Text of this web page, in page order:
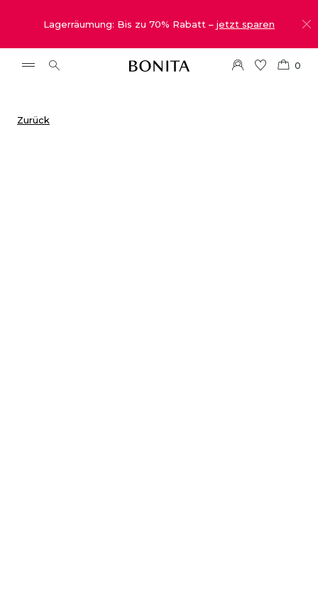
Lagerräumung: Bis zu 70% Rabatt – jetzt sparen
0
Zurück